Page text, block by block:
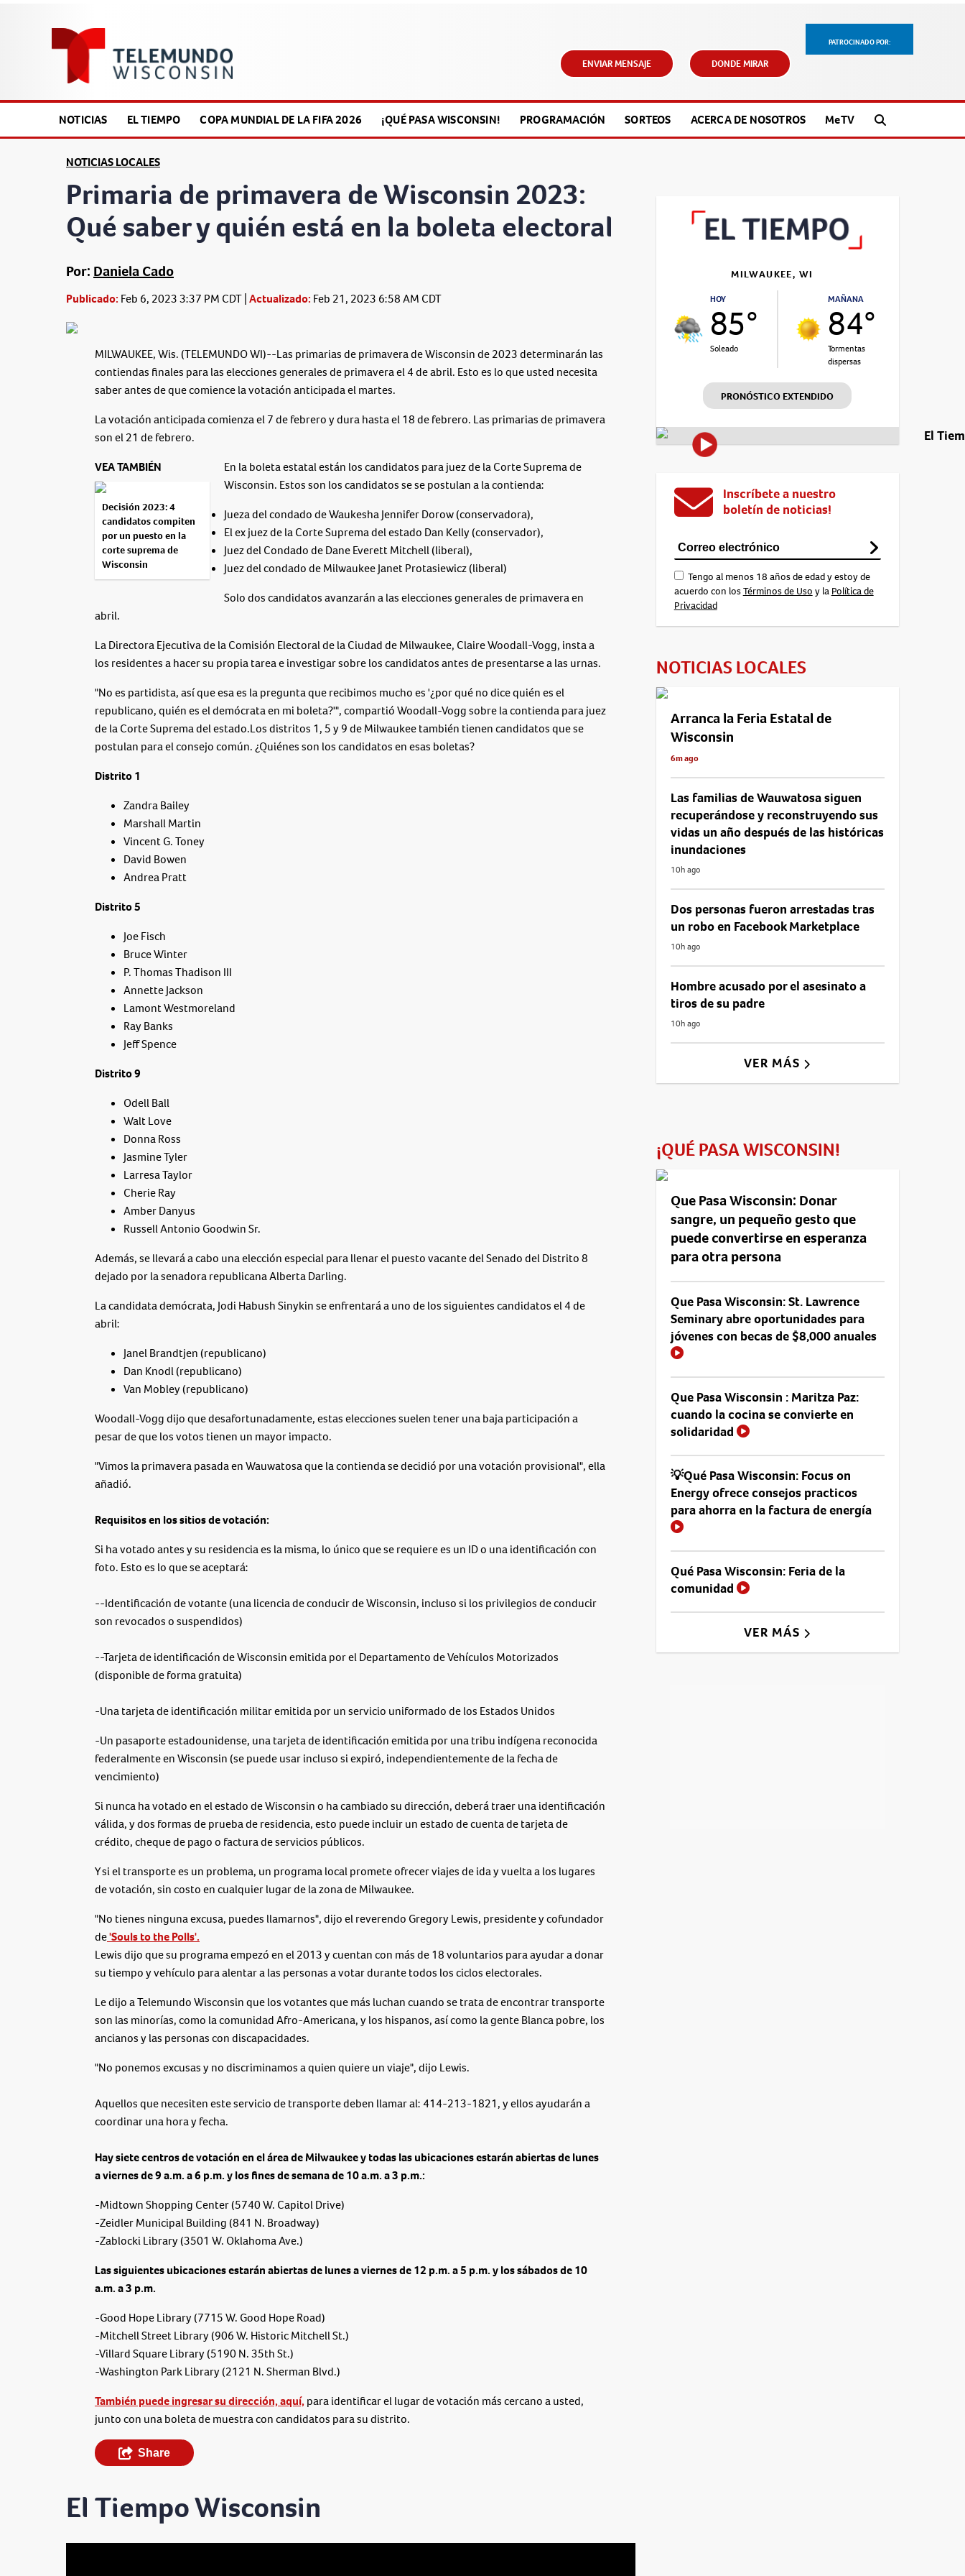
PATROCINADO POR:
ENVIAR MENSAJE DONDE MIRAR
NOTICIAS EL TIEMPO COPA MUNDIAL DE LA FIFA 2026 ¡QUÉ PASA WISCONSIN! PROGRAMACIÓN SORTEOS ACERCA DE NOSOTROS MeTV
NOTICIAS LOCALES
Primaria de primavera de Wisconsin 2023:
Qué saber y quién está en la boleta electoral
Por: Daniela Cado
Publicado: Feb 6, 2023 3:37 PM CDT |Actualizado: Feb 21, 2023 6:58 AM CDT
MILWAUKEE, Wis. (TELEMUNDO WI)--Las primarias de primavera de Wisconsin de 2023 determinarán las
contiendas finales para las elecciones generales de primavera el 4 de abril. Esto es lo que usted necesita
saber antes de que comience la votación anticipada el martes.
La votación anticipada comienza el 7 de febrero y dura hasta el 18 de febrero. Las primarias de primavera
son el 21 de febrero.
VEA TAMBIÉN
Decisión 2023: 4
candidatos compiten
por un puesto en la
corte suprema de
Wisconsin
En la boleta estatal están los candidatos para juez de la Corte Suprema de
Wisconsin. Estos son los candidatos se se postulan a la contienda:
Jueza del condado de Waukesha Jennifer Dorow (conservadora),
El ex juez de la Corte Suprema del estado Dan Kelly (conservador),
Juez del Condado de Dane Everett Mitchell (liberal),
Juez del condado de Milwaukee Janet Protasiewicz (liberal)
Solo dos candidatos avanzarán a las elecciones generales de primavera en
abril.
La Directora Ejecutiva de la Comisión Electoral de la Ciudad de Milwaukee, Claire Woodall-Vogg, insta a
los residentes a hacer su propia tarea e investigar sobre los candidatos antes de presentarse a las urnas.
"No es partidista, así que esa es la pregunta que recibimos mucho es '¿por qué no dice quién es el
republicano, quién es el demócrata en mi boleta?'", compartió Woodall-Vogg sobre la contienda para juez
de la Corte Suprema del estado.Los distritos 1, 5 y 9 de Milwaukee también tienen candidatos que se
postulan para el consejo común. ¿Quiénes son los candidatos en esas boletas?
Distrito 1
Zandra Bailey
Marshall Martin
Vincent G. Toney
David Bowen
Andrea Pratt
Distrito5
Joe Fisch
Bruce Winter
P. Thomas Thadison III
Annette Jackson
Lamont Westmoreland
Ray Banks
Jeff Spence
Distrito9
Odell Ball
Walt Love
Donna Ross
Jasmine Tyler
Larresa Taylor
Cherie Ray
Amber Danyus
Russell Antonio Goodwin Sr.
Además, se llevará a cabo una elección especial para llenar el puesto vacante del Senado del Distrito 8
dejado por la senadora republicana Alberta Darling.
La candidata demócrata, Jodi Habush Sinykin se enfrentará a uno de los siguientes candidatos el 4 de
abril:
Janel Brandtjen (republicano)
Dan Knodl (republicano)
Van Mobley (republicano)
Woodall-Vogg dijo que desafortunadamente, estas elecciones suelen tener una baja participación a
pesar de que los votos tienen un mayor impacto.
"Vimos la primavera pasada en Wauwatosa que la contienda se decidió por una votación provisional", ella
añadió.
Requisitos en los sitios de votación:
Si ha votado antes y su residencia es la misma, lo único que se requiere es un ID o una identificación con
foto. Esto es lo que se aceptará:
--Identificación de votante (una licencia de conducir de Wisconsin, incluso si los privilegios de conducir
son revocados o suspendidos)
--Tarjeta de identificación de Wisconsin emitida por el Departamento de Vehículos Motorizados
(disponible de forma gratuita)
-Una tarjeta de identificación militar emitida por un servicio uniformado de los Estados Unidos
-Un pasaporte estadounidense, una tarjeta de identificación emitida por una tribu indígena reconocida
federalmente en Wisconsin (se puede usar incluso si expiró, independientemente de la fecha de
vencimiento)
Si nunca ha votado en el estado de Wisconsin o ha cambiado su dirección, deberá traer una identificación
válida, y dos formas de prueba de residencia, esto puede incluir un estado de cuenta de tarjeta de
crédito, cheque de pago o factura de servicios públicos.
Y si el transporte es un problema, un programa local promete ofrecer viajes de ida y vuelta a los lugares
de votación, sin costo en cualquier lugar de la zona de Milwaukee.
"No tienes ninguna excusa, puedes llamarnos", dijo el reverendo Gregory Lewis, presidente y cofundador
de'Souls to the Polls'.
Lewis dijo que su programa empezó en el 2013 y cuentan con más de 18 voluntarios para ayudar a donar
su tiempo y vehículo para alentar a las personas a votar durante todos los ciclos electorales.
Le dijo a Telemundo Wisconsin que los votantes que más luchan cuando se trata de encontrar transporte
son las minorías, como la comunidad Afro-Americana, y los hispanos, así como la gente Blanca pobre, los
ancianos y las personas con discapacidades.
"No ponemos excusas y no discriminamos a quien quiere un viaje", dijo Lewis.
Aquellos que necesiten este servicio de transporte deben llamar al: 414-213-1821, y ellos ayudarán a
coordinar una hora y fecha.
Hay siete centros de votación en el área de Milwaukee y todas las ubicaciones estarán abiertas de lunes
a viernes de 9 a.m. a 6 p.m. y los fines de semana de 10 a.m. a 3 p.m.:
-Midtown Shopping Center (5740 W. Capitol Drive)
-Zeidler Municipal Building (841 N. Broadway)
-Zablocki Library (3501 W. Oklahoma Ave.)
Las siguientes ubicaciones estarán abiertas de lunes a viernes de 12 p.m. a 5 p.m. y los sábados de 10
a.m. a 3 p.m.
-Good Hope Library (7715 W. Good Hope Road)
-Mitchell Street Library (906 W. Historic Mitchell St.)
-Villard Square Library (5190 N. 35th St.)
-Washington Park Library (2121 N. Sherman Blvd.)
También puede ingresar su dirección, aquí,para identificar el lugar de votación más cercano a usted,
junto con una boleta de muestra con candidatos para su distrito.
Share
El Tiempo Wisconsin
MILWAUKEE, WI
HOY
85°
Soleado
MAÑANA
84°
Tormentas
dispersas
PRONÓSTICO EXTENDIDO
El
Inscríbete a nuestro
boletín de noticias!
Tengo al menos 18 años de edad y estoy de
acuerdo con losTérminos de Uso y la Política de
Privacidad
NOTICIAS LOCALES
Arranca la Feria Estatal de
Wisconsin
6m ago
Las familias de Wauwatosa siguen
recuperándose y reconstruyendo sus
vidas un año después de las históricas
inundaciones
10h ago
Dos personas fueron arrestadas tras
un robo en Facebook Marketplace
10h ago
Hombre acusado por el asesinato a
tiros de su padre
10h ago
VER MÁS
¡QUÉ PASA WISCONSIN!
Que Pasa Wisconsin: Donar
sangre, un pequeño gesto que
puede convertirse en esperanza
para otra persona
Que Pasa Wisconsin: St. Lawrence
Seminary abre oportunidades para
jóvenes con becas de $8,000 anuales
Que Pasa Wisconsin : Maritza Paz:
cuando la cocina se convierte en
solidaridad
💡Qué Pasa Wisconsin: Focus on
Energy ofrece consejos practicos
para ahorra en la factura de energía
Qué Pasa Wisconsin: Feria de la
comunidad
VER MÁS